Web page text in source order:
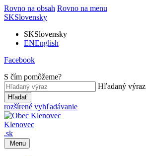
Rovno na obsah Rovno na menu
SKSlovensky
SKSlovensky
ENEnglish
Facebook
S čím pomôžeme?
Hľadaný výraz
Hľadať
rozšírené vyhľadávanie
Klenovec
.sk
Menu